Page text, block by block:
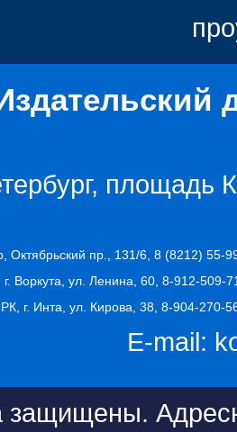
площадь
Октябрьский пр., 131/6, 8 (8212) 55-
г. Воркута, ул. Ленина, 60, 8-912-509-
РК, г. Инта, ул. Кирова, 38, 8-904-270-
E-mail:
защищены.